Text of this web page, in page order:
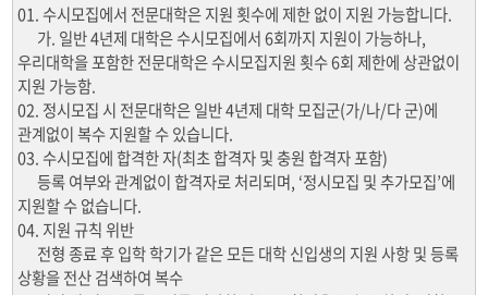
01. 수시모집에서 전문대학은 지원 횟수에 제한 없이 지원 가능합니다.
가. 일반 4년제 대학은 수시모집에서 6회까지 지원이 가능하나,
우리대학을 포함한 전문대학은 수시모집지원 횟수 6회 제한에 상관없이
지원 가능함.
02. 정시모집 시 전문대학은 일반 4년제 대학 모집군(가/나/다 군)에
관계없이 복수 지원할 수 있습니다.
03. 수시모집에 합격한 자(최초 합격자 및 충원 합격자 포함)
등록 여부와 관계없이 합격자로 처리되며, ‘정시모집 및 추가모집’에
지원할 수 없습니다.
04. 지원 규칙 위반
전형 종료 후 입학 학기가 같은 모든 대학 신입생의 지원 사항 및 등록
상황을 전산 검색하여 복수